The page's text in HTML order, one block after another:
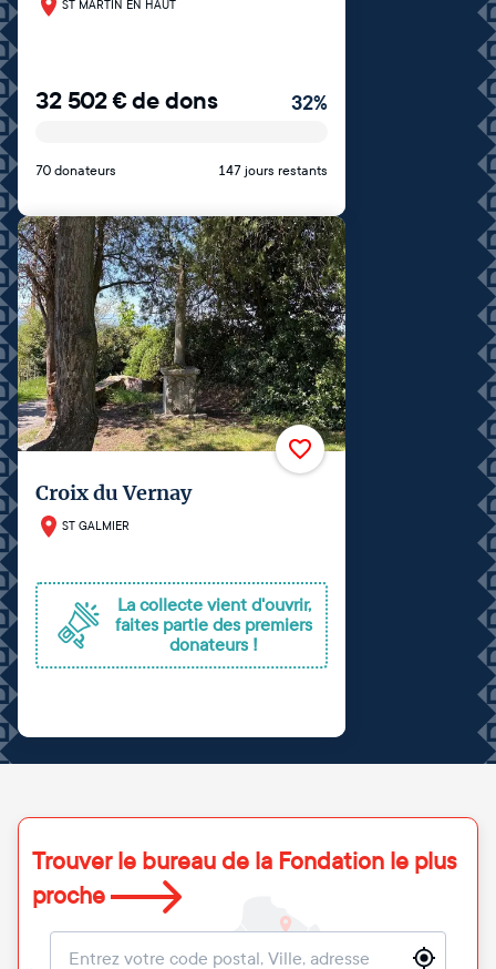
ST MARTIN EN HAUT
32 502€de dons 32%
70 donateurs 147 jours restants
Croix du Vernay
ST GALMIER
La collecte vient d'ouvrir,
faites partie des premiers
donateurs !
Trouver le bureau de la Fondation le plus
proche
Localisation